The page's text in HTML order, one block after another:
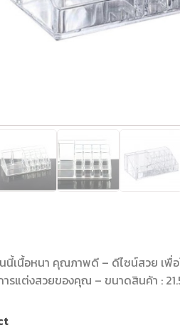
นี้เนื้อหนา คุณภาพดี – ดีไซน์สวย เพื่
ารแต่งสวยของคุณ – ขนาดสินค้า :